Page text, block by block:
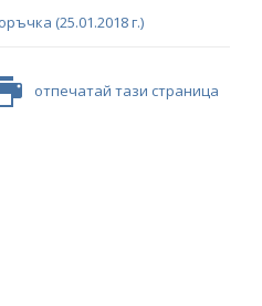
(25.01.2018 г.)
отпечатай тази страница